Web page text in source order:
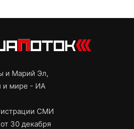
и Марий Эл,
и мире - ИА
СМИ
30 декабря